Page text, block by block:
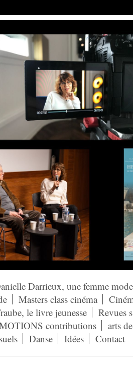
Darrieux, une femme
Masters class cinéma
le livre jeunesse
Revues
contributions arts
Danse Idées Contact